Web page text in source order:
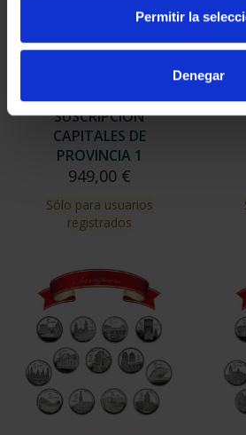
Permitir la
Denegar
SUSCRIPCIÓN
CAPITALES DE
PROVINCIA 1
949,00 €
Sólo para usuarios
registrados